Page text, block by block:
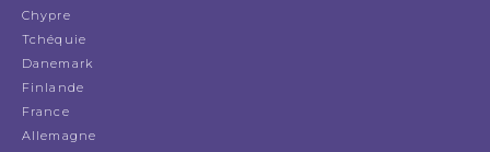
Chypre
Tchéquie
Danemark
Finlande
France
Allemagne